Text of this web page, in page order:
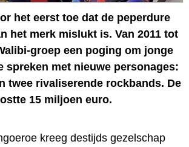
het eerst toe dat de peperdure
het merk mislukt is. Van 2011 tot
groep een poging om jonge
spreken met nieuwe personages:
twee rivaliserende rockbands. De
15 miljoen euro.
kreeg destijds gezelschap